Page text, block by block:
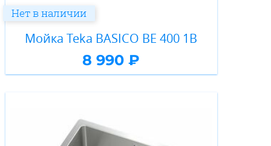
Мойка Teka BASICO BE 400 1B
8 990 ₽
Нет в наличии